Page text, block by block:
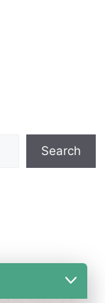
Search